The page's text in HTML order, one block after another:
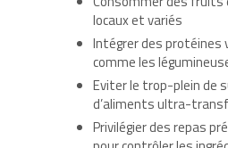
locaux et variés
Intégrer des protéines
comme les
Eviter le trop-plein de
d’aliments ultra-
Privilégier des repas